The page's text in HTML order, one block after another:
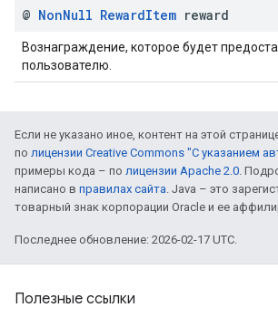
@ NonNull RewardItem reward
Вознаграждение, которое будет
пользователю.
Если не указано иное, контент на этой
по лицензии Creative Commons "С указанием
примеры кода – по лицензии Apache 2.0.
написано в правилах сайта. Java – это
товарный знак корпорации Oracle и ее
Последнее обновление: 2026-02-17 UTC.
Полезные ссылки